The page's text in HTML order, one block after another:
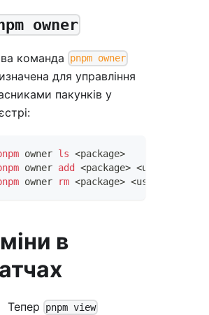
owner
команда pnpm owner
для управління
пакунків у
owner ls <package>
owner add <package> <user
owner rm <package> <user
в
Тепер pnpm view